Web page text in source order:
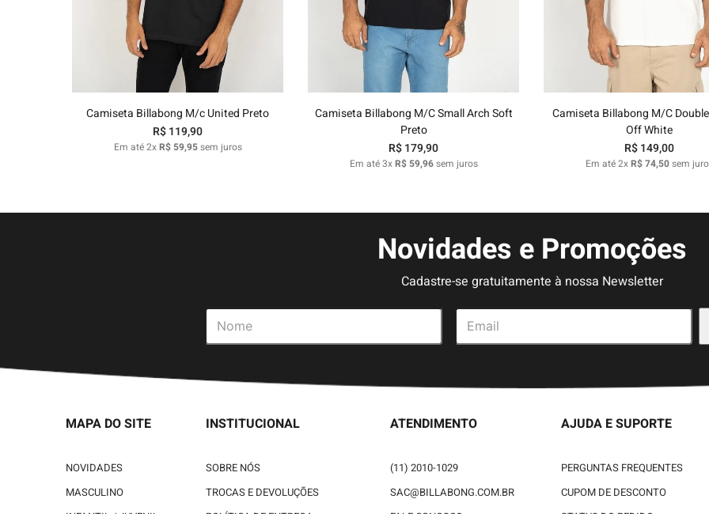
P GG
Adicionar ao carrinho
Camiseta Billabong M/c United Preto
R$119,90
Em até2xR$ 59,95sem juros
P M G GG
Adicionar ao carrinho
Camiseta Billabong M/C Small Arch Soft
Preto
R$179,90
Em até3xR$ 59,96sem juros
P GG
Adicionar ao carrinho
Camiseta Billabong M/C
Off White
R$149,00
Em até2xR$74,50sem
Novidades e Promoções
Cadastre-se gratuitamente à nossa Newsletter
MAPA DO SITE
NOVIDADES
MASCULINO
INSTITUCIONAL
SOBRE NÓS
TROCAS E DEVOLUÇÕES
ATENDIMENTO
(11) 2010-1029
SAC@BILLABONG.COM.BR
AJUDA E SUPORTE
PERGUNTAS FREQUENTES
CUPOM DE DESCONTO